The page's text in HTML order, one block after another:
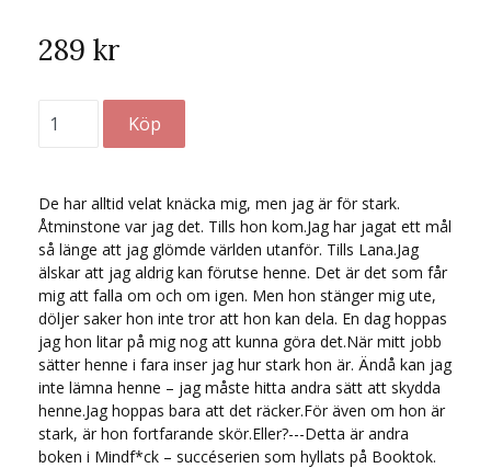
289 kr
De har alltid velat knäcka mig, men jag är för stark.
Åtminstone var jag det. Tills hon kom.Jag har jagat ett mål
så länge att jag glömde världen utanför. Tills Lana.Jag
älskar att jag aldrig kan förutse henne. Det är det som får
mig att falla om och om igen. Men hon stänger mig ute,
döljer saker hon inte tror att hon kan dela. En dag hoppas
jag hon litar på mig nog att kunna göra det.När mitt jobb
sätter henne i fara inser jag hur stark hon är. Ändå kan jag
inte lämna henne – jag måste hitta andra sätt att skydda
henne.Jag hoppas bara att det räcker.För även om hon är
stark, är hon fortfarande skör.Eller?---Detta är andra
boken i Mindf*ck – succéserien som hyllats på Booktok.